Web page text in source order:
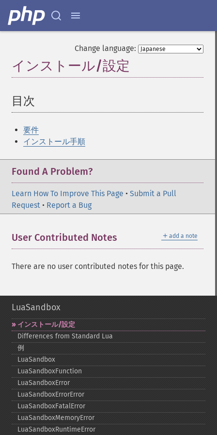
Change language:
インストール/設定
目次
要件
インストール手順
Found A Problem?
Learn How To Improve This Page • Submit a Pull
Request • Report a Bug
＋ add a note
User Contributed Notes
There are no user contributed notes for this page.
LuaSandbox
インストール/設定
Differences from Standard Lua
例
LuaSandbox
LuaSandboxFunction
LuaSandboxError
LuaSandboxErrorError
LuaSandboxFatalError
LuaSandboxMemoryError
LuaSandboxRuntimeError